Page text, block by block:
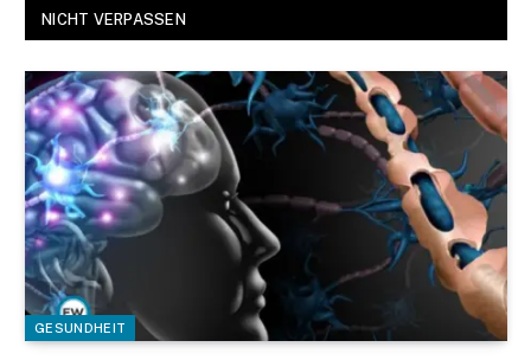
NICHT VERPASSEN
GESUNDHEIT